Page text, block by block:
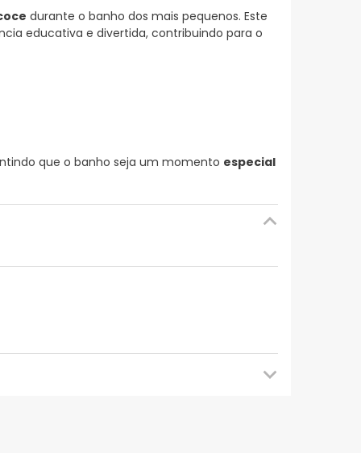
durante o banho dos mais pequenos. Este
educativa e divertida, contribuindo para o
que o banho seja um momento especial